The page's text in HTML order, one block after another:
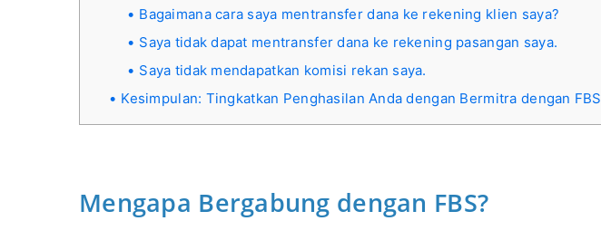
Bagaimana cara saya mentransfer dana ke rekening klien saya?
Saya tidak dapat mentransfer dana ke rekening pasangan saya.
Saya tidak mendapatkan komisi rekan saya.
Kesimpulan: Tingkatkan Penghasilan Anda dengan Bermitra dengan FBS
Mengapa Bergabung dengan FBS?